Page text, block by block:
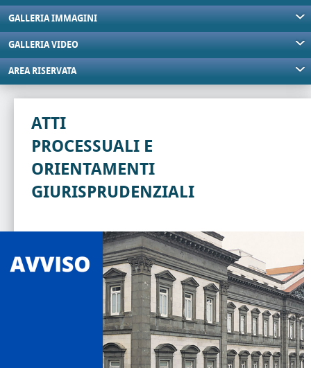
GALLERIA IMMAGINI
GALLERIA VIDEO
AREA RISERVATA
ATTI
PROCESSUALI E
ORIENTAMENTI
GIURISPRUDENZIALI